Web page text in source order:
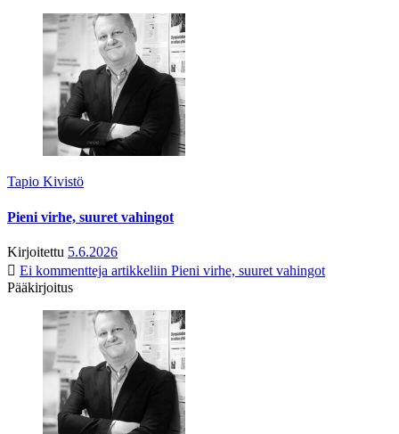
Tapio Kivistö
Pieni virhe, suuret vahingot
Kirjoitettu 5.6.2026
Ei kommentteja artikkeliin Pieni virhe, suuret vahingot
Pääkirjoitus